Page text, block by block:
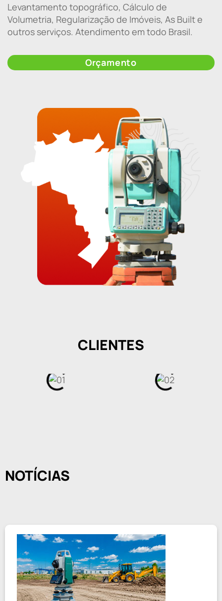
Levantamento topográfico, Cálculo de
Volumetria, Regularização de Imóveis, As Built e
outros serviços. Atendimento em todo Brasil.
Orçamento
CLIENTES
NOTÍCIAS